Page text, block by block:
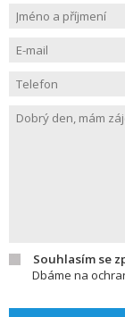
Souhlasím se
Dbáme na